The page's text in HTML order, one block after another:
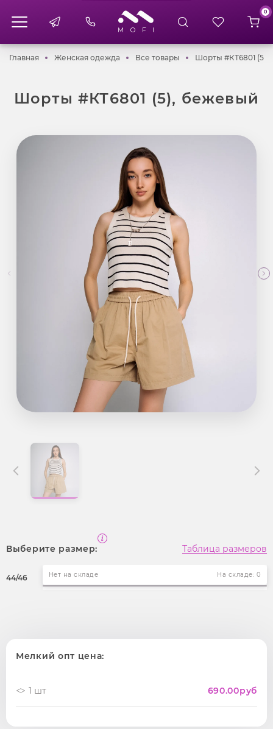
0
ГлавнаяГлавнаяЖенская одежда Женская одежда
Все товары Все товары
Шорты #КТ6801 (5),
Шорты #КТ6801 (5), бежевый
Выберите размер: Таблица размеров
44/46 Нет на складе На складе: 0
Мелкий опт цена:
1 шт 690.00руб